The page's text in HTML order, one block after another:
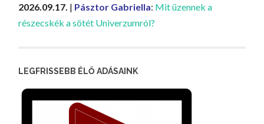
2026.09.17. | Pásztor Gabriella: Mit üzennek a
részecskék a sötét Univerzumról?
LEGFRISSEBB ÉLŐ ADÁSAINK